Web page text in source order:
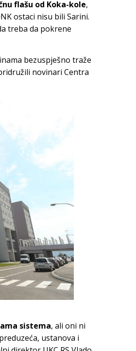
flašu od Koka-kole,
ostaci nisu bili Sarini.
treba da pokrene
bezuspješno traže
novinari Centra
sistema, ali oni ni
ustanova i